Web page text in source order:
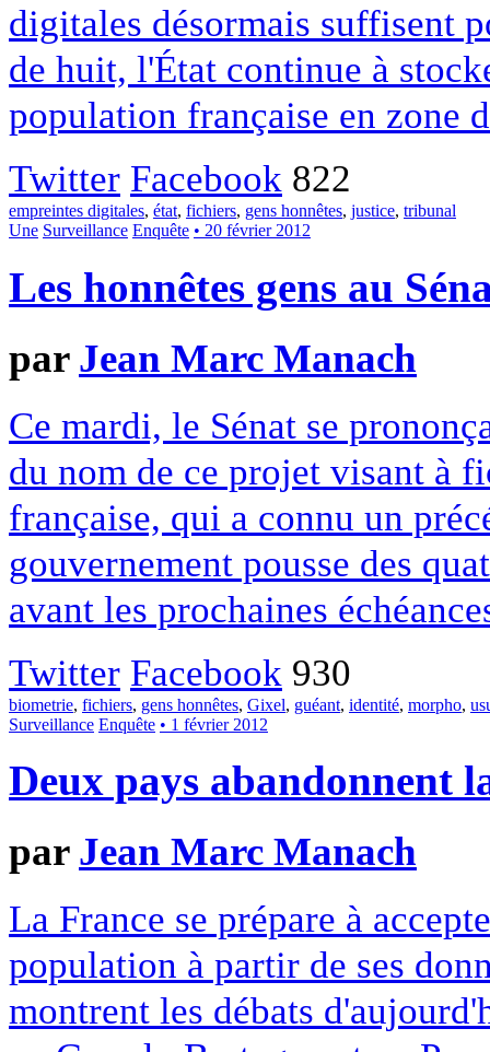
digitales désormais suffisent
de huit, l'État continue à
population française en zone
Twitter Facebook 822
empreintes digitales, état, fichiers, gens honnêtes, justice, tribunal
Une Surveillance Enquête • 20 février 2012
Les honnêtes gens au
par Jean Marc Manach
Ce mardi, le Sénat se
du nom de ce projet visant à
française, qui a connu un
gouvernement pousse des
avant les prochaines
Twitter Facebook 930
biometrie, fichiers, gens honnêtes, Gixel, guéant, identité, morpho,
Surveillance Enquête • 1 février 2012
Deux pays abandonnent
par Jean Marc Manach
La France se prépare à
population à partir de ses
montrent les débats